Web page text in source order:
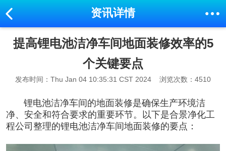
资讯详情
提高锂电池洁净车间地面装修效率的5
个关键要点
发布时间：Thu Jan 04 10:35:31 CST 2024 浏览次数：4510
锂电池洁净车间的地面装修是确保生产环境洁
净、安全和符合要求的重要环节。以下是合景净化工
程公司整理的锂电池洁净车间地面装修的要点：